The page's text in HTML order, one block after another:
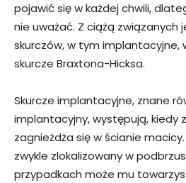
pojawić się w każdej chwili,
nie uważać. Z ciążą związanych
skurczów, w tym implantacyjne,
skurcze Braxtona-Hicksa.
Skurcze implantacyjne, znane
implantacyjny, występują, kiedy
zagnieżdża się w ścianie
zwykle zlokalizowany w
przypadkach może mu